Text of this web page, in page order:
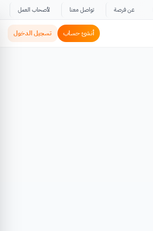
عن فرصة تواصل معنا لأصحاب العمل
أنشئ حساب تسجيل الدخول